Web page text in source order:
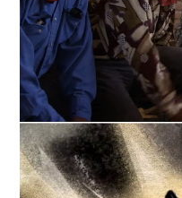
LA CANCIÓN DEL